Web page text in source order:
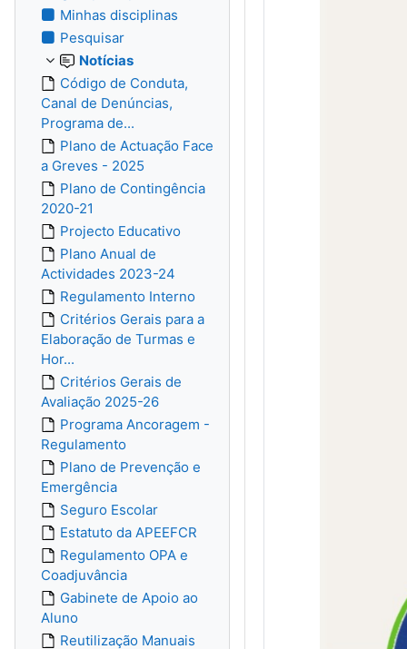
Minhas disciplinas
Pesquisar
Notícias
Código de Conduta,
Canal de Denúncias,
Programa de...
Plano de Actuação Face
a Greves - 2025
Plano de Contingência
2020-21
Projecto Educativo
Plano Anual de
Actividades 2023-24
Regulamento Interno
Critérios Gerais para a
Elaboração de Turmas e
Hor...
Critérios Gerais de
Avaliação 2025-26
Programa Ancoragem -
Regulamento
Plano de Prevenção e
Emergência
Seguro Escolar
Estatuto da APEEFCR
Regulamento OPA e
Coadjuvância
Gabinete de Apoio ao
Aluno
Reutilização Manuais